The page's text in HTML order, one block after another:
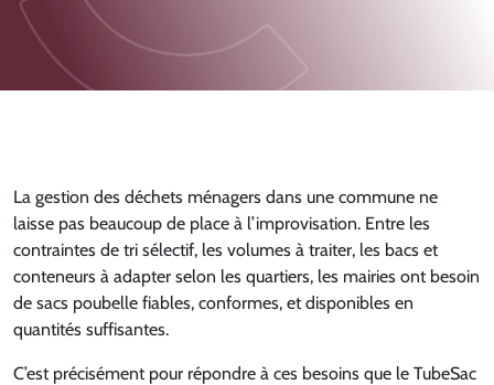
La gestion des déchets ménagers dans une commune ne
laisse pas beaucoup de place à l’improvisation. Entre les
contraintes de tri sélectif, les volumes à traiter, les bacs et
conteneurs à adapter selon les quartiers, les mairies ont besoin
de sacs poubelle fiables, conformes, et disponibles en
quantités suffisantes.
C’est précisément pour répondre à ces besoins que le TubeSac